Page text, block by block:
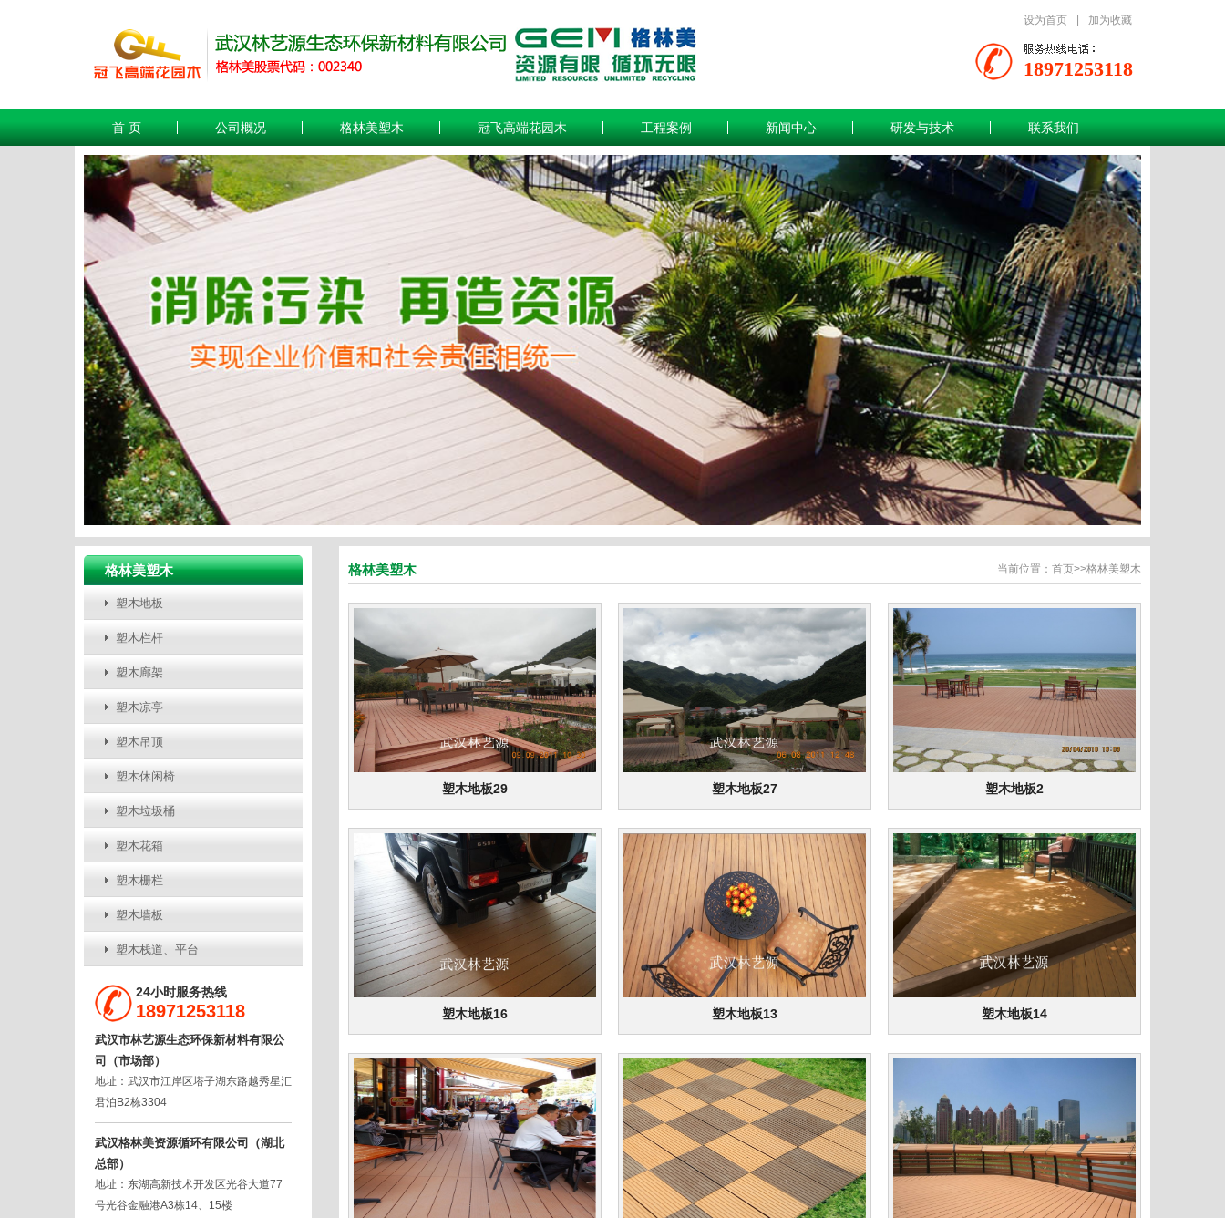
18971253118
设为首页 加为收藏
首 页 公司概况 格林美塑木 冠飞高端花园木 工程案例 新闻中心 研发与技术 联系我们
格林美塑木
塑木地板
塑木栏杆
塑木廊架
塑木凉亭
塑木吊顶
塑木休闲椅
塑木垃圾桶
塑木花箱
塑木栅栏
塑木墙板
塑木栈道、平台
24小时服务热线
18971253118
武汉市林艺源生态环保新材料有限公
司（市场部）
地址：武汉市江岸区塔子湖东路越秀星汇
君泊B2栋3304
武汉格林美资源循环有限公司（湖北
总部）
地址：东湖高新技术开发区光谷大道77
号光谷金融港A3栋14、15楼
格林美塑木 当前位置： 首页>>格林美塑木
塑木地板29 塑木地板27 塑木地板2
塑木地板16 塑木地板13 塑木地板14